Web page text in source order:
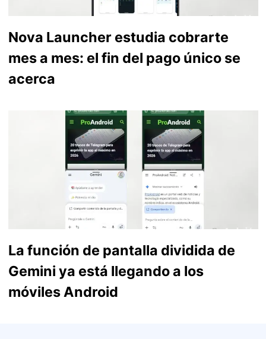
Nova Launcher estudia cobrarte
mes a mes: el fin del pago único se
acerca
La función de pantalla dividida de
Gemini ya está llegando a los
móviles Android